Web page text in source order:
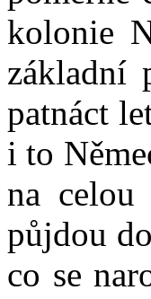
kolonie
základní
patnáct
i to
na
půjdou
co se